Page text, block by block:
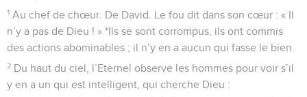
1 Au chef de chœur. De David. Le fou dit dans son cœur : « Il
n’y a pas de Dieu ! » *Ils se sont corrompus, ils ont commis
des actions abominables ; il n’y en a aucun qui fasse le bien.
2 Du haut du ciel, l’Eternel observe les hommes pour voir s’il
y en a un qui est intelligent, qui cherche Dieu :